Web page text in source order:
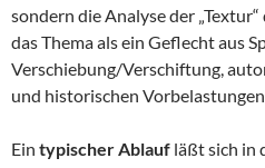
sondern die Analyse der
das Thema als ein Geflecht aus
Verschiebung/Verschiftung,
und historischen
Ein typischer Ablauf läßt sich in